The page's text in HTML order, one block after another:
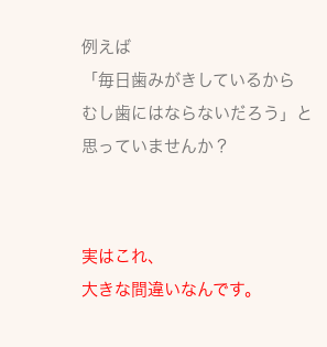
例えば
「毎日歯みがきしているから
むし歯にはならないだろう」と
思っていませんか？
実はこれ、
大きな間違いなんです。